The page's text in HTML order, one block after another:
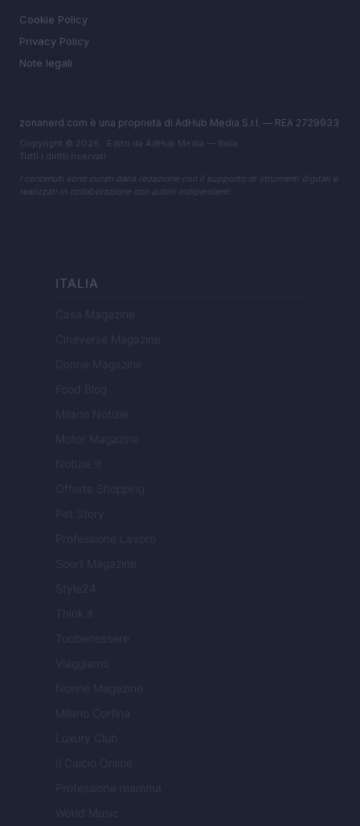
Cookie Policy
Privacy Policy
Note legali
zonanerd.com è una proprietà di AdHub Media S.r.l. — REA 2729933
Copyright © 2026 · Edito da AdHub Media — Italia
Tutti i diritti riservati
I contenuti sono curati dalla redazione con il supporto di strumenti digitali e
realizzati in collaborazione con autori indipendenti.
ITALIA
Casa Magazine
Cineverse Magazine
Donne Magazine
Food Blog
Milano Notizie
Motor Magazine
Notizie.it
Offerte Shopping
Pet Story
Professione Lavoro
Sport Magazine
Style24
Think.it
Tuobenessere
Viaggiamo
Nonne Magazine
Milano Cortina
Luxury Club
Il Calcio Online
Professione mamma
World Music